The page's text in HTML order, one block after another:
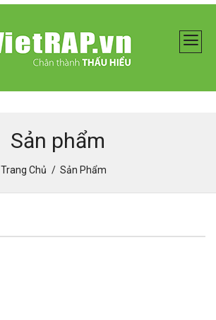
Sản phẩm
Trang Chủ Sản Phẩm